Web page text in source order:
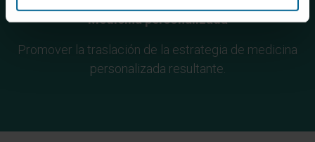
Medicina personalizada
Promover la traslación de la estrategia de medicina
personalizada resultante.